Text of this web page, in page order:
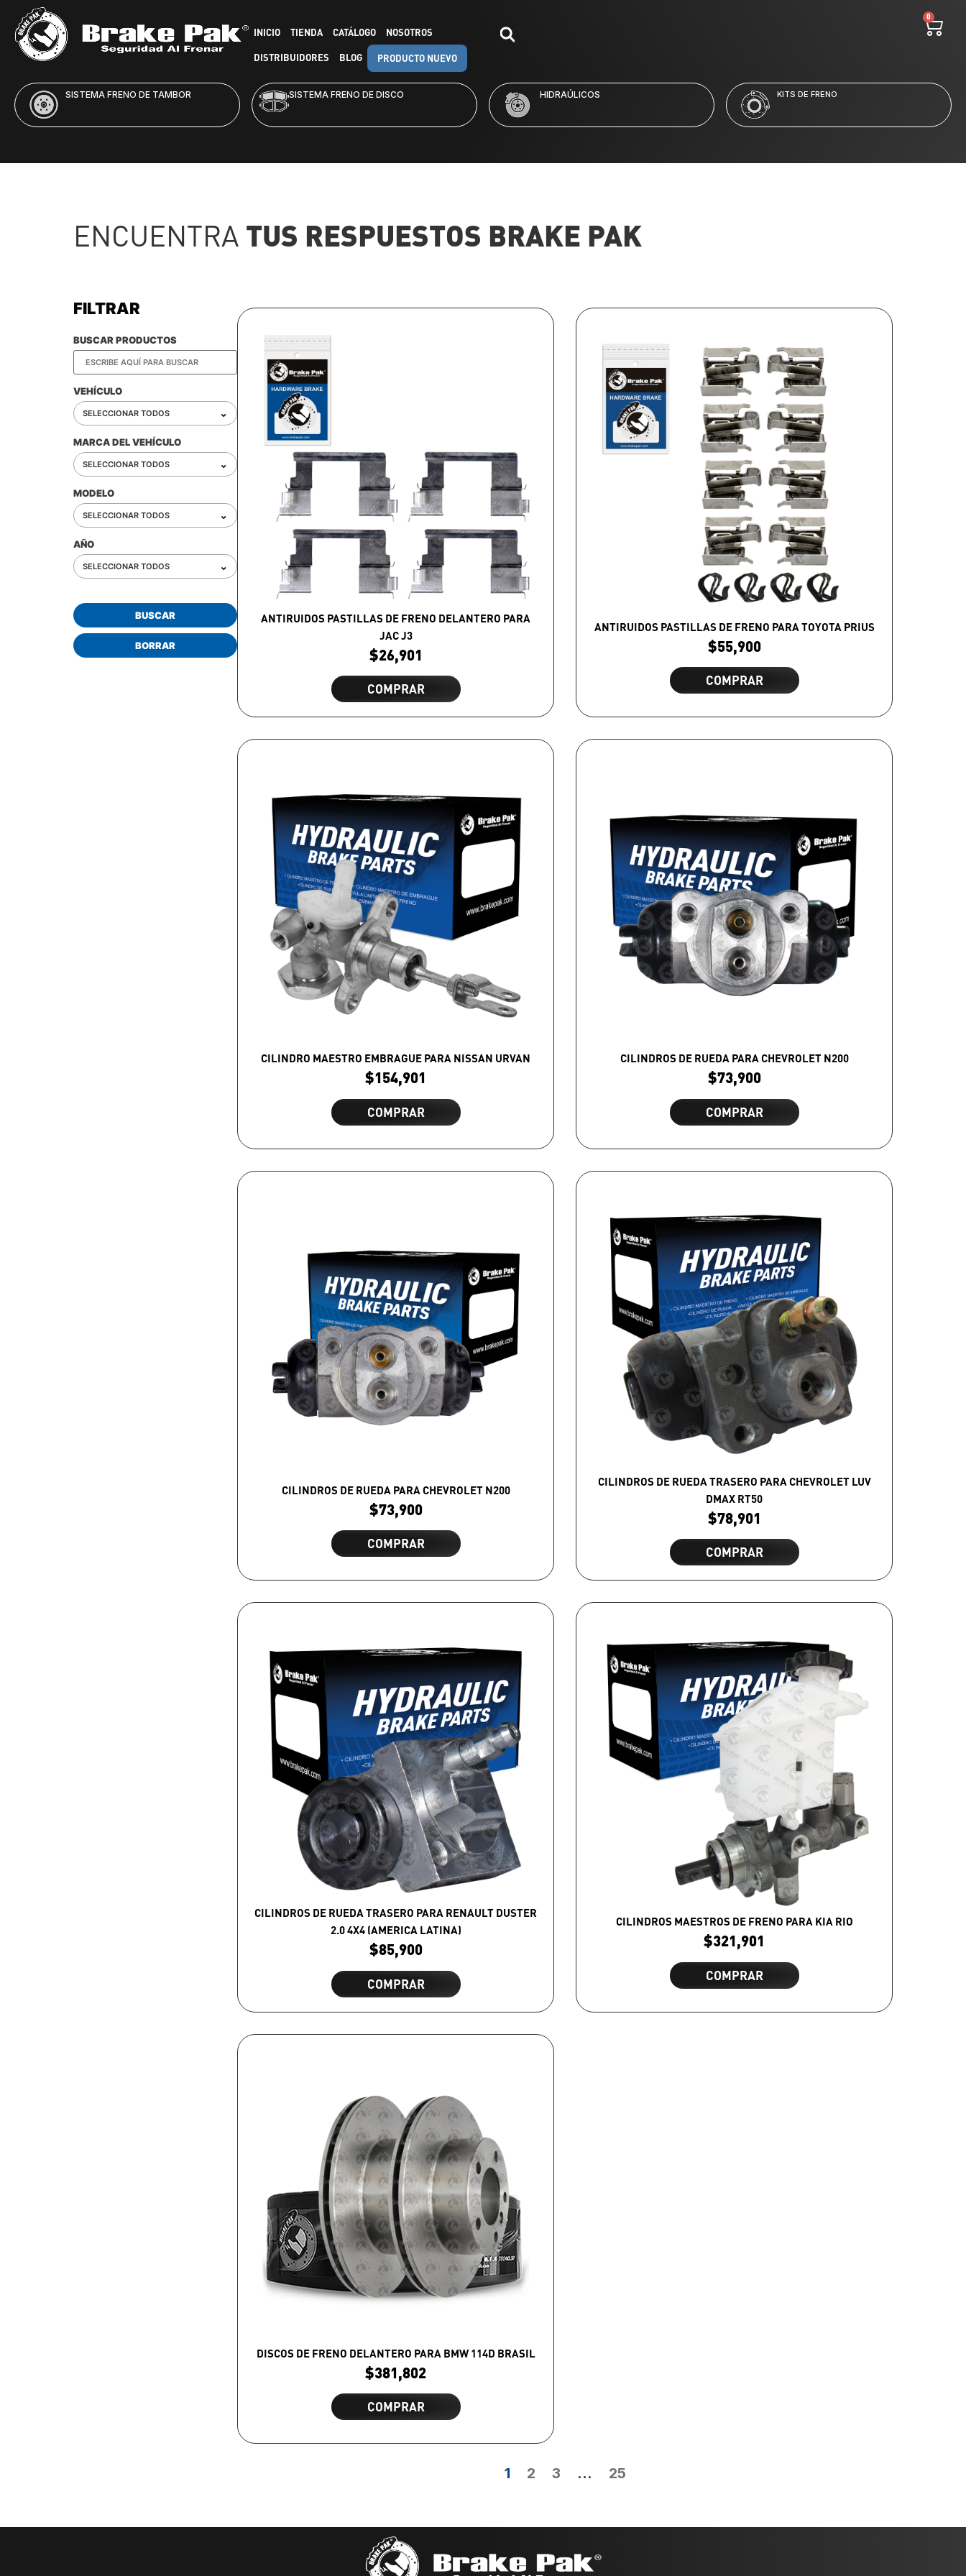
INICIO TIENDA CATÁLOGO NOSOTROS
DISTRIBUIDORES BLOG PRODUCTO NUEVO
0
SISTEMA FRENO DE DISCO HIDRAÚLICOS KITS DE FRENO LÍQUIDO Y LIMPIADORES
ENCUENTRA TUS RESPUESTOS BRAKE PAK
FILTRAR
BUSCAR PRODUCTOS
VEHÍCULO
SELECCIONAR TODOS ⌄
MARCA DEL VEHÍCULO
SELECCIONAR TODOS ⌄
MODELO
SELECCIONAR TODOS ⌄
AÑO
SELECCIONAR TODOS ⌄
BUSCAR
BORRAR
ANTIRUIDOS PASTILLAS DE FRENO DELANTERO PARA
JAC J3
$26,901
COMPRAR
ANTIRUIDOS PASTILLAS DE FRENO PARA TOYOTA PRIUS
$55,900
COMPRAR
CILINDRO MAESTRO EMBRAGUE PARA NISSAN URVAN
$154,901
COMPRAR
CILINDROS DE RUEDA PARA CHEVROLET N200
$73,900
COMPRAR
CILINDROS DE RUEDA PARA CHEVROLET N200
$73,900
COMPRAR
CILINDROS DE RUEDA TRASERO PARA CHEVROLET LUV
DMAX RT50
$78,901
COMPRAR
CILINDROS DE RUEDA TRASERO PARA RENAULT DUSTER
2.0 4X4 (AMERICA LATINA)
$85,900
COMPRAR
CILINDROS MAESTROS DE FRENO PARA KIA RIO
$321,901
COMPRAR
DISCOS DE FRENO DELANTERO PARA BMW 114D BRASIL
$381,802
COMPRAR
1 2 3 … 25